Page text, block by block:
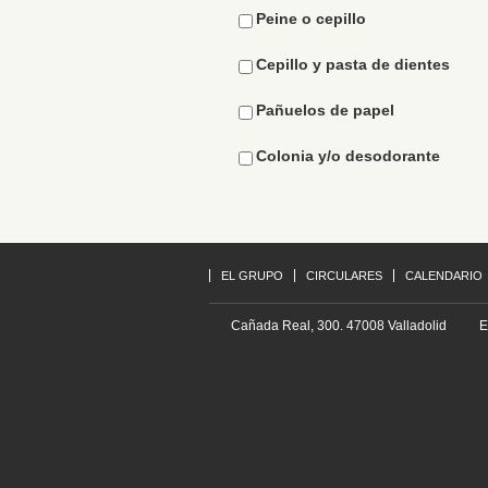
Peine o cepillo
Cepillo y pasta de dientes
Pañuelos de papel
Colonia y/o desodorante
EL GRUPO CIRCULARES CALENDARIO
Cañada Real, 300. 47008 Valladolid